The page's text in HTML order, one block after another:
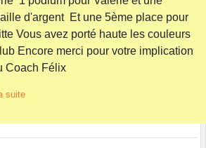
d'argent Et une 5ème place pour
Vous avez porté haute les couleurs
Encore merci pour votre implication
Coach Félix
suite